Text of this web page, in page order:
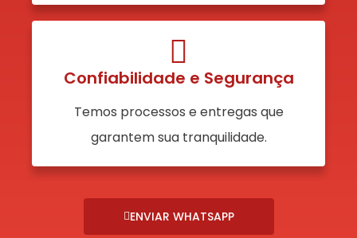
Confiabilidade e Segurança
Temos processos e entregas que
garantem sua tranquilidade.
ENVIAR WHATSAPP